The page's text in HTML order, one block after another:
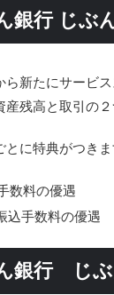
銀行 じぶ
ら新たにサービ
産残高と取引の
とに特典がつき
数料の優遇
込手数料の優遇
銀行 じぶ